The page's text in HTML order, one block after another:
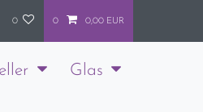
0 0 0,00 EUR
Glas